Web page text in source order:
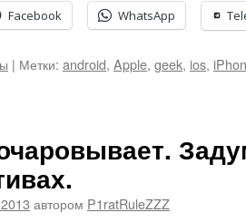
Facebook WhatsApp
| Метки: android, Apple, geek, ios,
автором P1ratRuleZZZ